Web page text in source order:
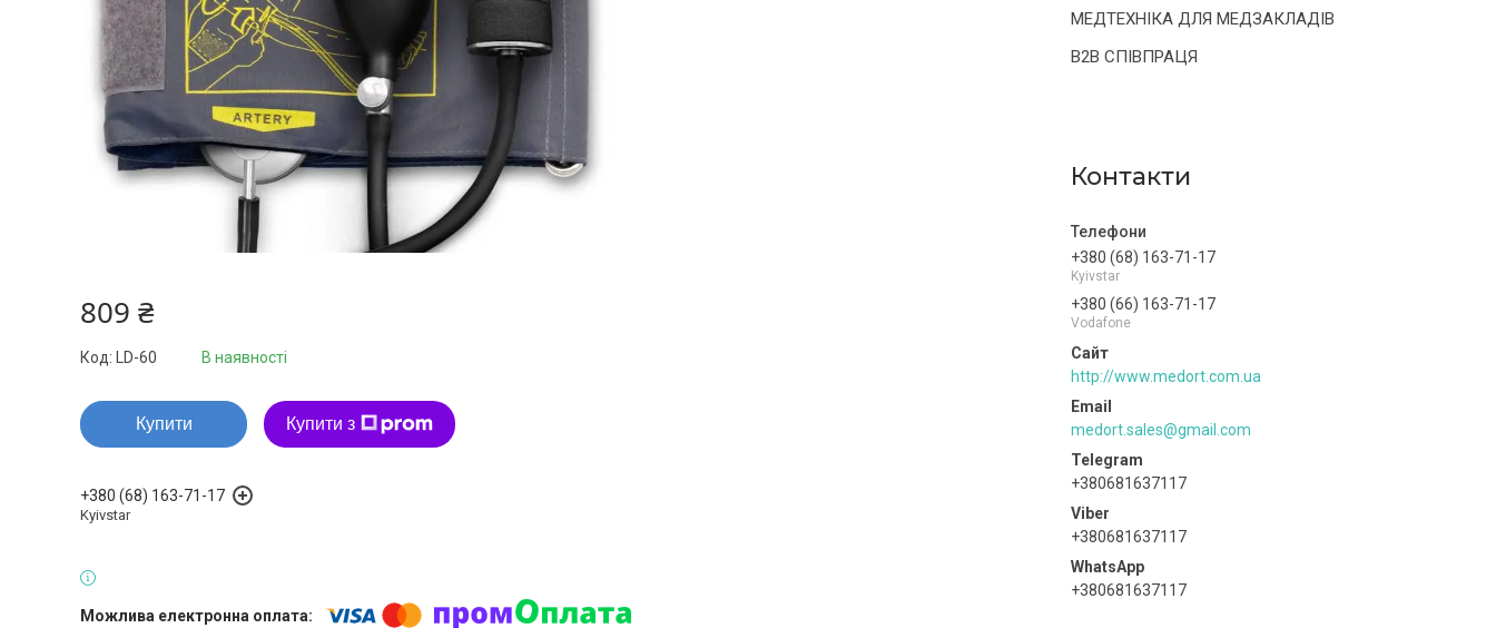
МЕДТЕХНІКА ДЛЯ МЕДЗАКЛАДІВ
B2B СПІВПРАЦЯ
Контакти
+380 (68) 163-71-17
Kyivstar
+380 (66) 163-71-17
Vodafone
http://www.medort.com.ua
medort.sales@gmail.com
+380681637117
+380681637117
+380681637117
809 ₴
В наявності
Код: LD-60
Купити Купити з
+380 (68) 163-71-17
Kyivstar